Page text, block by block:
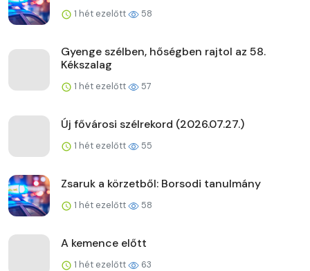
1 hét ezelőtt 58
Gyenge szélben, hőségben rajtol az 58.
Kékszalag
1 hét ezelőtt 57
Új fővárosi szélrekord (2026.07.27.)
1 hét ezelőtt 55
Zsaruk a körzetből: Borsodi tanulmány
1 hét ezelőtt 58
A kemence előtt
1 hét ezelőtt 63